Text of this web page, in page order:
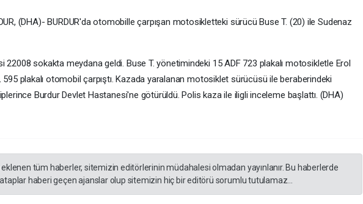
(DHA)- BURDUR'da otomobille çarpışan motosikletteki sürücü Buse T. (20) ile Sudenaz
22008 sokakta meydana geldi. Buse T. yönetimindeki 15 ADF 723 plakalı motosikletle Erol
595 plakalı otomobil çarpıştı. Kazada yaralanan motosiklet sürücüsü ile beraberindeki
Burdur Devlet Hastanesi'ne götürüldü. Polis kaza ile iligli inceleme başlattı. (DHA)
eklenen tüm haberler, sitemizin editörlerinin müdahalesi olmadan yayınlanır. Bu haberlerde
haberi geçen ajanslar olup sitemizin hiç bir editörü sorumlu tutulamaz...